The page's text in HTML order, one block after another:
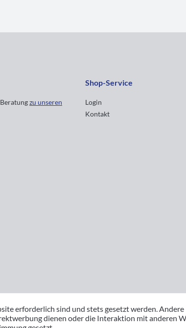
zu unseren
Shop-Service
Login
Kontakt
erforderlich sind und stets gesetzt werden. Andere
dienen oder die Interaktion mit anderen